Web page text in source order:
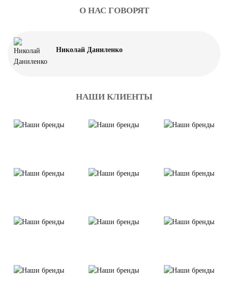
О НАС ГОВОРЯТ
Николай Даниленко
НАШИ КЛИЕНТЫ